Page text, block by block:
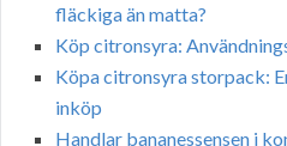
fläckiga än matta?
Köp citronsyra:
Köpa citronsyra storpack:
inköp
Handlar bananessensen i